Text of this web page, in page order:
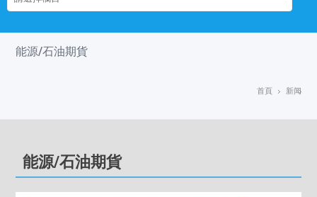
能源/石油期貨
首頁 新闻
能源/石油期貨